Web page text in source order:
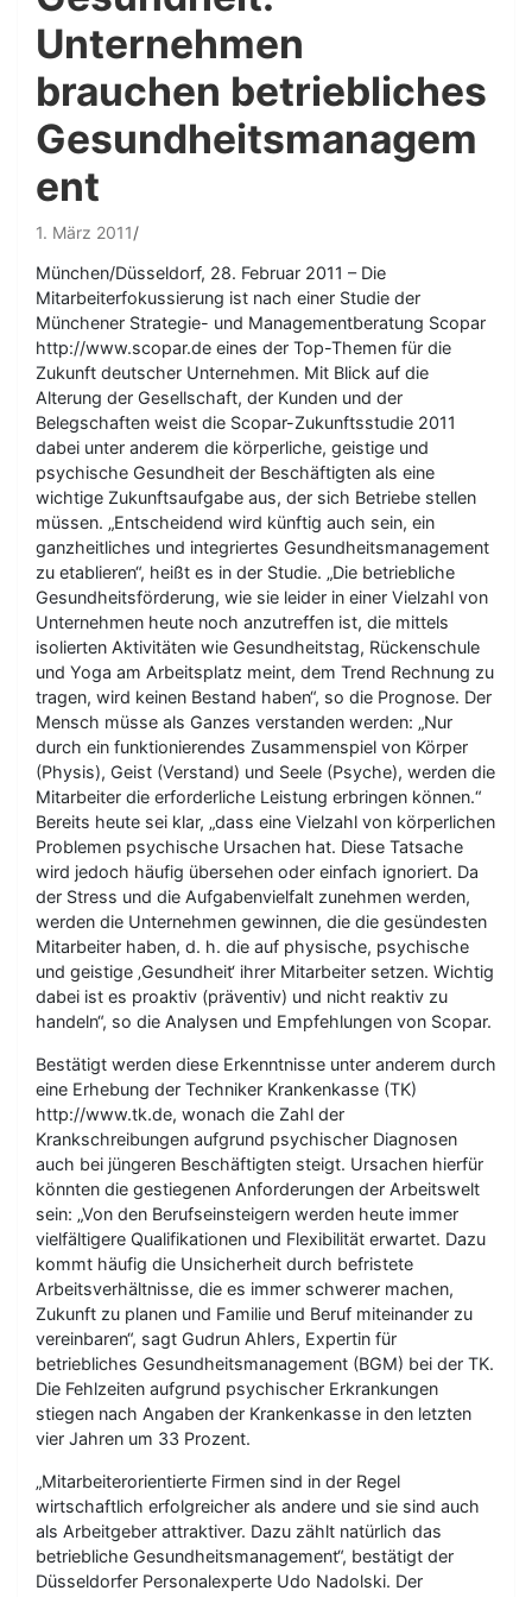
Unternehmen
brauchen betriebliches
Gesundheitsmanagem
ent
1. März 2011
München/Düsseldorf, 28. Februar 2011 – Die
Mitarbeiterfokussierung ist nach einer Studie der
Münchener Strategie- und Managementberatung Scopar
http://www.scopar.de eines der Top-Themen für die
Zukunft deutscher Unternehmen. Mit Blick auf die
Alterung der Gesellschaft, der Kunden und der
Belegschaften weist die Scopar-Zukunftsstudie 2011
dabei unter anderem die körperliche, geistige und
psychische Gesundheit der Beschäftigten als eine
wichtige Zukunftsaufgabe aus, der sich Betriebe stellen
müssen. „Entscheidend wird künftig auch sein, ein
ganzheitliches und integriertes Gesundheitsmanagement
zu etablieren“, heißt es in der Studie. „Die betriebliche
Gesundheitsförderung, wie sie leider in einer Vielzahl von
Unternehmen heute noch anzutreffen ist, die mittels
isolierten Aktivitäten wie Gesundheitstag, Rückenschule
und Yoga am Arbeitsplatz meint, dem Trend Rechnung zu
tragen, wird keinen Bestand haben“, so die Prognose. Der
Mensch müsse als Ganzes verstanden werden: „Nur
durch ein funktionierendes Zusammenspiel von Körper
(Physis), Geist (Verstand) und Seele (Psyche), werden die
Mitarbeiter die erforderliche Leistung erbringen können.“
Bereits heute sei klar, „dass eine Vielzahl von körperlichen
Problemen psychische Ursachen hat. Diese Tatsache
wird jedoch häufig übersehen oder einfach ignoriert. Da
der Stress und die Aufgabenvielfalt zunehmen werden,
werden die Unternehmen gewinnen, die die gesündesten
Mitarbeiter haben, d. h. die auf physische, psychische
und geistige ‚Gesundheit‘ ihrer Mitarbeiter setzen. Wichtig
dabei ist es proaktiv (präventiv) und nicht reaktiv zu
handeln“, so die Analysen und Empfehlungen von Scopar.
Bestätigt werden diese Erkenntnisse unter anderem durch
eine Erhebung der Techniker Krankenkasse (TK)
http://www.tk.de, wonach die Zahl der
Krankschreibungen aufgrund psychischer Diagnosen
auch bei jüngeren Beschäftigten steigt. Ursachen hierfür
könnten die gestiegenen Anforderungen der Arbeitswelt
sein: „Von den Berufseinsteigern werden heute immer
vielfältigere Qualifikationen und Flexibilität erwartet. Dazu
kommt häufig die Unsicherheit durch befristete
Arbeitsverhältnisse, die es immer schwerer machen,
Zukunft zu planen und Familie und Beruf miteinander zu
vereinbaren“, sagt Gudrun Ahlers, Expertin für
betriebliches Gesundheitsmanagement (BGM) bei der TK.
Die Fehlzeiten aufgrund psychischer Erkrankungen
stiegen nach Angaben der Krankenkasse in den letzten
vier Jahren um 33 Prozent.
„Mitarbeiterorientierte Firmen sind in der Regel
wirtschaftlich erfolgreicher als andere und sie sind auch
als Arbeitgeber attraktiver. Dazu zählt natürlich das
betriebliche Gesundheitsmanagement“, bestätigt der
Düsseldorfer Personalexperte Udo Nadolski. Der